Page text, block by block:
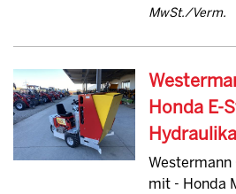
MwSt./Verm.
Honda E-
Westermann
mit - Honda